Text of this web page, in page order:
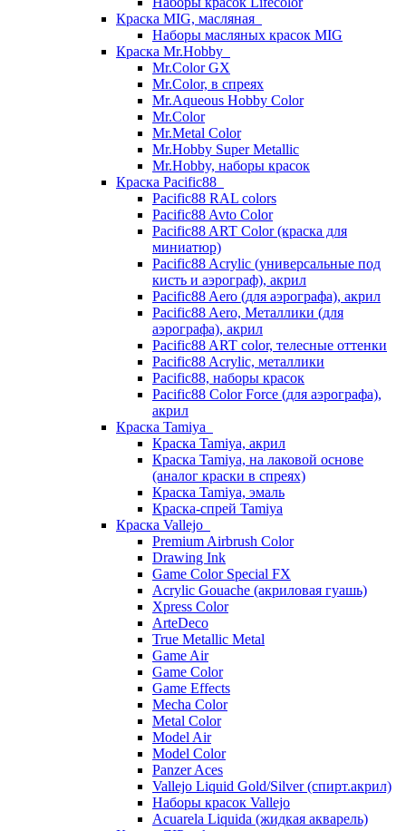
Краска MIG, масляная
Наборы масляных красок MIG
Краска Mr.Hobby
Mr.Color GX
Mr.Color, в спреях
Mr.Aqueous Hobby Color
Mr.Color
Mr.Metal Color
Mr.Hobby Super Metallic
Mr.Hobby, наборы красок
Краска Pacific88
Pacific88 RAL colors
Pacific88 Avto Color
Pacific88 ART Color (краска для
миниатюр)
Pacific88 Acrylic (универсальные под
кисть и аэрограф), акрил
Pacific88 Aero (для аэрографа), акрил
Pacific88 Aero, Металлики (для
аэрографа), акрил
Pacific88 ART color, телесные оттенки
Pacific88 Acrylic, металлики
Pacific88, наборы красок
Pacific88 Color Force (для аэрографа),
акрил
Краска Tamiya
Краска Tamiya, акрил
Краска Tamiya, на лаковой основе
(аналог краски в спреях)
Краска Tamiya, эмаль
Краска-спрей Tamiya
Краска Vallejo
Premium Airbrush Color
Drawing Ink
Game Color Special FX
Acrylic Gouache (акриловая гуашь)
Xpress Color
ArteDeco
True Metallic Metal
Game Air
Game Color
Game Effects
Mecha Color
Metal Color
Model Air
Model Color
Panzer Aces
Vallejo Liquid Gold/Silver (спирт.акрил)
Наборы красок Vallejo
Acuarela Liquida (жидкая акварель)